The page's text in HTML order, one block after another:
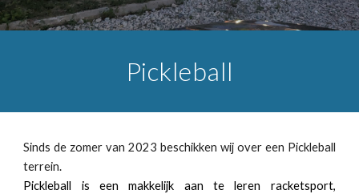
Pickleball
Sinds de zomer van 2023 beschikken wij over een Pickleball
terrein.
Pickleball is een makkelijk aan te leren racketsport,